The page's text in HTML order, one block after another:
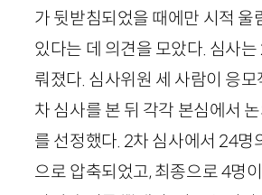
가 뒷받침되었을 때에만 시적 울
있다는 데 의견을 모았다. 심사는
뤄졌다. 심사위원 세 사람이 응
차 심사를 본 뒤 각각 본심에서
를 선정했다. 2차 심사에서 24명
으로 압축되었고, 최종으로 4명